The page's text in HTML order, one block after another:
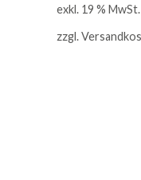
exkl. 19 % MwSt.
zzgl.